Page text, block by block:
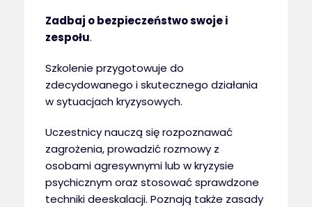
Zadbaj o bezpieczeństwo swoje i
zespołu.
Szkolenie przygotowuje do
zdecydowanego i skutecznego działania
w sytuacjach kryzysowych.
Uczestnicy nauczą się rozpoznawać
zagrożenia, prowadzić rozmowy z
osobami agresywnymi lub w kryzysie
psychicznym oraz stosować sprawdzone
techniki deeskalacji. Poznają także zasady